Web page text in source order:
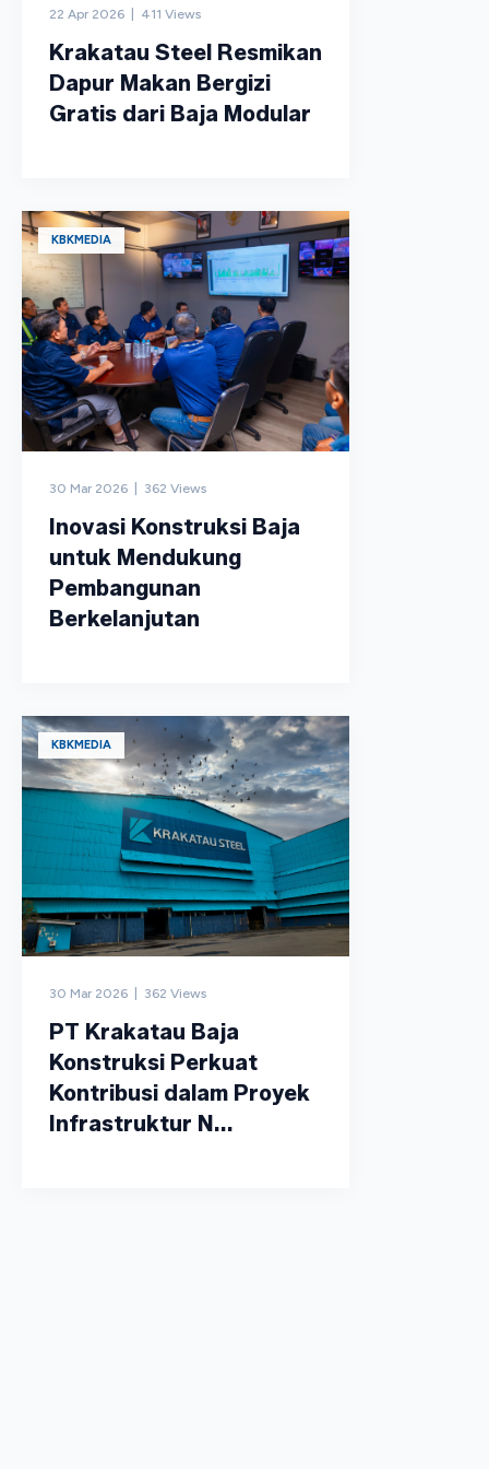
22 Apr 2026 | 411 Views
Krakatau Steel Resmikan
Dapur Makan Bergizi
Gratis dari Baja Modular
KBKMEDIA
30 Mar 2026 | 362 Views
Inovasi Konstruksi Baja
untuk Mendukung
Pembangunan
Berkelanjutan
KBKMEDIA
30 Mar 2026 | 362 Views
PT Krakatau Baja
Konstruksi Perkuat
Kontribusi dalam Proyek
Infrastruktur N...